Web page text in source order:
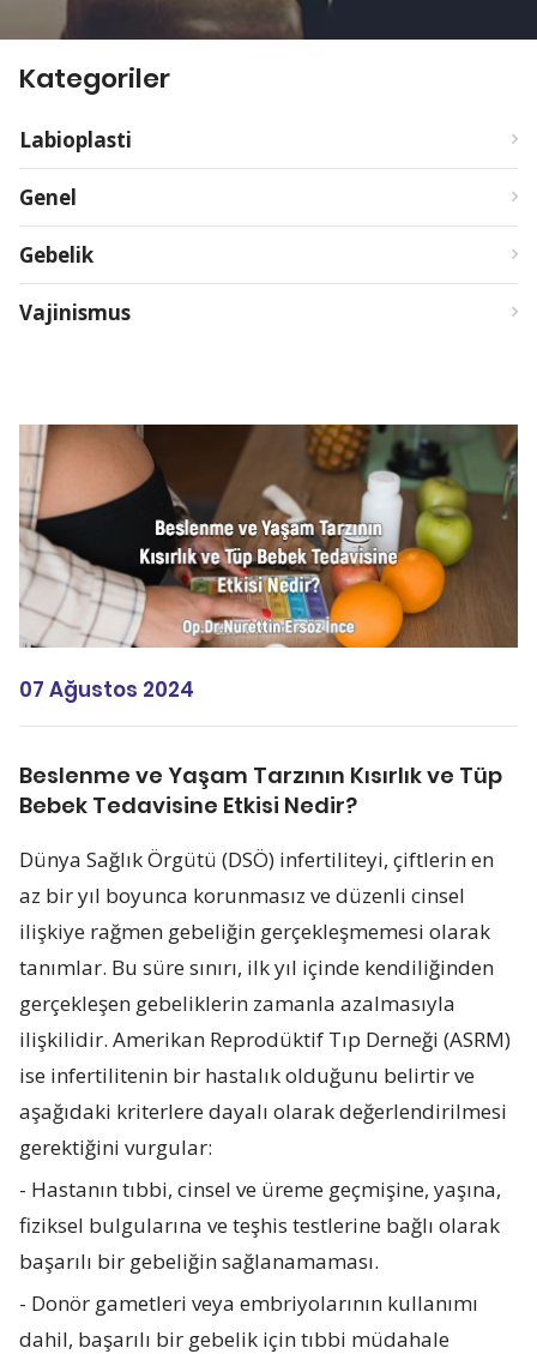
Kategoriler
Labioplasti
Genel
Gebelik
Vajinismus
07 Ağustos 2024
Beslenme ve Yaşam Tarzının Kısırlık ve Tüp
Bebek Tedavisine Etkisi Nedir?
Dünya Sağlık Örgütü (DSÖ) infertiliteyi, çiftlerin en
az bir yıl boyunca korunmasız ve düzenli cinsel
ilişkiye rağmen gebeliğin gerçekleşmemesi olarak
tanımlar. Bu süre sınırı, ilk yıl içinde kendiliğinden
gerçekleşen gebeliklerin zamanla azalmasıyla
ilişkilidir. Amerikan Reprodüktif Tıp Derneği (ASRM)
ise infertilitenin bir hastalık olduğunu belirtir ve
aşağıdaki kriterlere dayalı olarak değerlendirilmesi
gerektiğini vurgular:
- Hastanın tıbbi, cinsel ve üreme geçmişine, yaşına,
fiziksel bulgularına ve teşhis testlerine bağlı olarak
başarılı bir gebeliğin sağlanamaması.
- Donör gametleri veya embriyolarının kullanımı
dahil, başarılı bir gebelik için tıbbi müdahale